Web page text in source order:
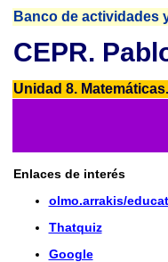
Banco de actividades
CEPR.
Unidad 8. Matemáticas.
Enlaces de interés
olmo.arrakis/
Thatquiz
Google